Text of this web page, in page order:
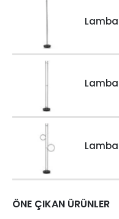
ÖNE ÇIKAN ÜRÜNLER